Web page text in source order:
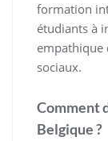
formation
étudiants à
empathique
sociaux.
Comment
Belgique ?